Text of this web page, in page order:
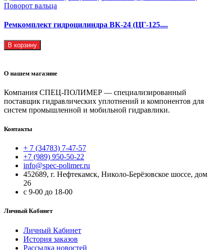
Ремкомплект гидроцилиндра ВК-24 (ЦГ-125....
В корзину
О нашем магазине
Компания СПЕЦ-ПОЛИМЕР — специализированный
поставщик гидравлических уплотнений и компонентов для
систем промышленной и мобильной гидравлики.
Контакты
+ 7 (34783) 7-47-57
+7 (989) 950-50-22
info@spec-polimer.ru
452689, г. Нефтекамск, Николо-Берёзовское шоссе, дом
26
с 9-00 до 18-00
Личный Кабинет
Личный Кабинет
История заказов
Рассылка новостей